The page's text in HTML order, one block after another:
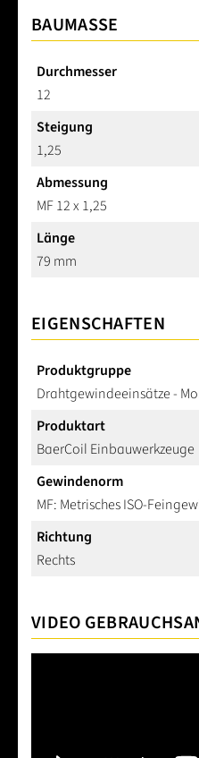
BAUMASSE
Durchmesser
12
Steigung
1,25
Abmessung
MF 12 x 1,25
Länge
79 mm
EIGENSCHAFTEN
Produktgruppe
Drahtgewindeeinsätze -
Produktart
BaerCoil Einbauwerkzeuge
Gewindenorm
MF: Metrisches ISO-
Richtung
Rechts
VIDEO